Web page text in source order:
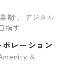
期”、デジタル
指す
レーション
＆